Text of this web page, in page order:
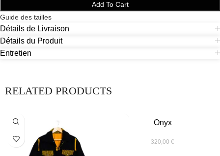
Add To Cart
Guide des tailles
Détails de Livraison
Détails du Produit
Entretien
RELATED PRODUCTS
Onyx
320,00 €